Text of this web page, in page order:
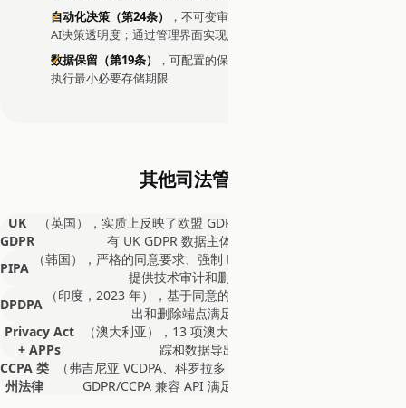
自动化决策（第24条）
，不可变审计追踪与完整管道追踪提供
AI决策透明度；通过管理界面实现人工监督
数据保留（第19条）
，可配置的保留策略支持自动清理，强制
执行最小必要存储期限
其他司法管辖区
UK
GDPR
（英国），实质上反映了欧盟 GDPR；EDDI 的 GDPR 端点满足所
有 UK GDPR 数据主体权利。ICO 监管。
PIPA
（韩国），严格的同意要求、强制 DPO、72 小时违规通知。EDDI
提供技术审计和删除基础设施。
DPDPA
（印度，2023 年），基于同意的框架，有跨境限制。EDDI 的导
出和删除端点满足 DPDPA 要求。
Privacy Act
+ APPs
（澳大利亚），13 项澳大利亚隐私原则。EDDI 的审计追
踪和数据导出覆盖技术义务。
CCPA 类
州法律
（弗吉尼亚 VCDPA、科罗拉多 CPA、康涅狄格 CTDPA 等），
GDPR/CCPA 兼容 API 满足所有新兴美国州隐私法。